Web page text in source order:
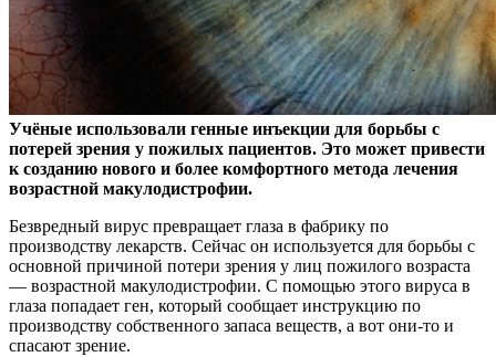
Учёные использовали генные инъекции для борьбы с
потерей зрения у пожилых пациентов. Это может привести
к созданию нового и более комфортного метода лечения
возрастной макулодистрофии.
Безвредный вирус превращает глаза в фабрику по
производству лекарств. Сейчас он используется для борьбы с
основной причиной потери зрения у лиц пожилого возраста
— возрастной макулодистрофии. С помощью этого вируса в
глаза попадает ген, который сообщает инструкцию по
производству собственного запаса веществ, а вот они-то и
спасают зрение.